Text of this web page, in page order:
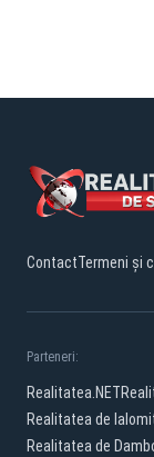
ContactTermeni și
Parteneri:
Realitatea.NET
Realitatea de
Realitatea de